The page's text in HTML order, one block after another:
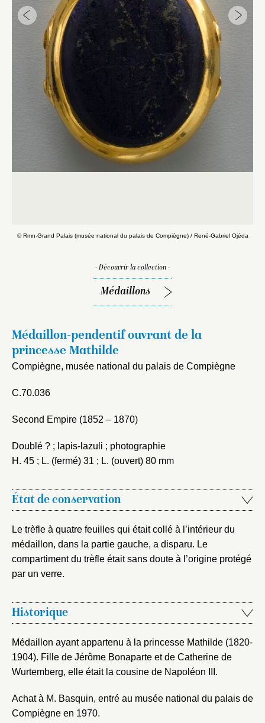
© Rmn-Grand Palais (musée national du palais de Compiègne) / René-Gabriel Ojéda
- Découvrir la collection -
Médaillons
Médaillon-pendentif ouvrant de la
princesse Mathilde
Compiègne, musée national du palais de Compiègne
C.70.036
Second Empire (1852 – 1870)
Doublé ? ; lapis-lazuli ; photographie
H. 45 ; L. (fermé) 31 ; L. (ouvert) 80 mm
État de conservation
Le trèfle à quatre feuilles qui était collé à l’intérieur du
médaillon, dans la partie gauche, a disparu. Le
compartiment du trèfle était sans doute à l’origine protégé
par un verre.
Historique
Médaillon ayant appartenu à la princesse Mathilde (1820-
1904). Fille de Jérôme Bonaparte et de Catherine de
Wurtemberg, elle était la cousine de Napoléon III.
Achat à M. Basquin, entré au musée national du palais de
Compiègne en 1970.
Choix du dossier où ajouter la
notice
Nom du dossier
Valider
Nouveau dossier
Connexion
Courriel
Mot de passe
Envoyer
Vous n'êtes pas encore inscrit ?